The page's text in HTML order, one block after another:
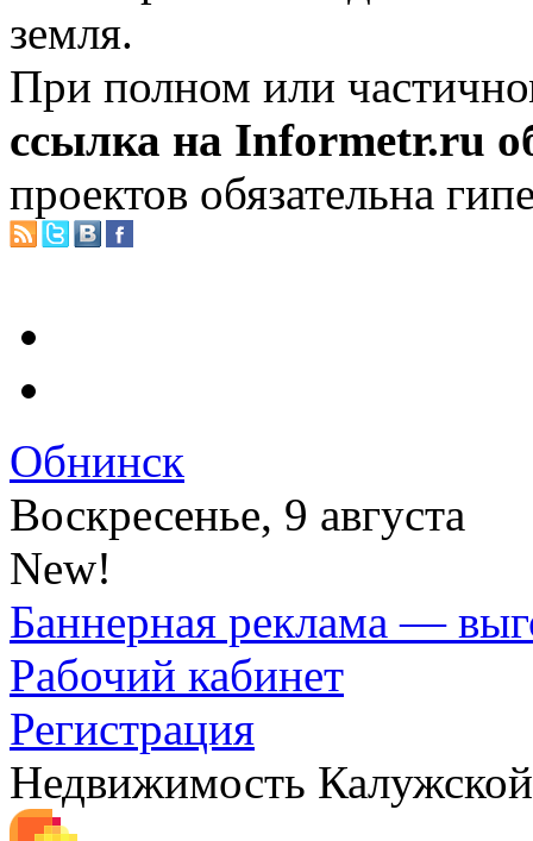
земля.
При полном или
ссылка на Informetr.ru
проектов обязательна
Обнинск
Воскресенье, 9 августа
New!
Баннерная реклама —
Рабочий кабинет
Регистрация
Недвижимость